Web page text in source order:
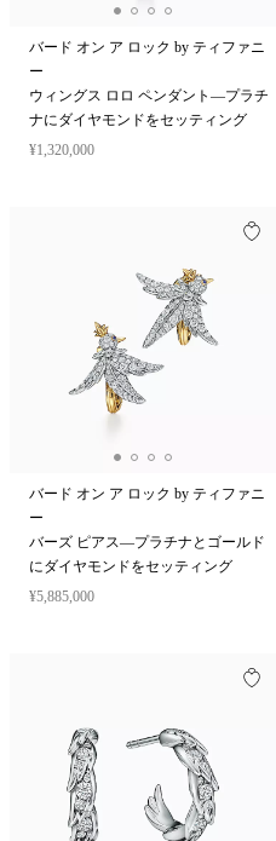
バード オン ア ロック by ティファニ
ー
ウィングス ロロ ペンダント—プラチ
ナにダイヤモンドをセッティング
¥1,320,000
バード オン ア ロック by ティファニ
ー
バーズ ピアス—プラチナとゴールド
にダイヤモンドをセッティング
¥5,885,000